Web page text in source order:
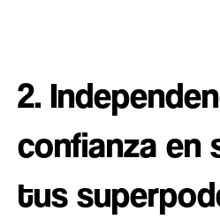
2.
confianza en
tus